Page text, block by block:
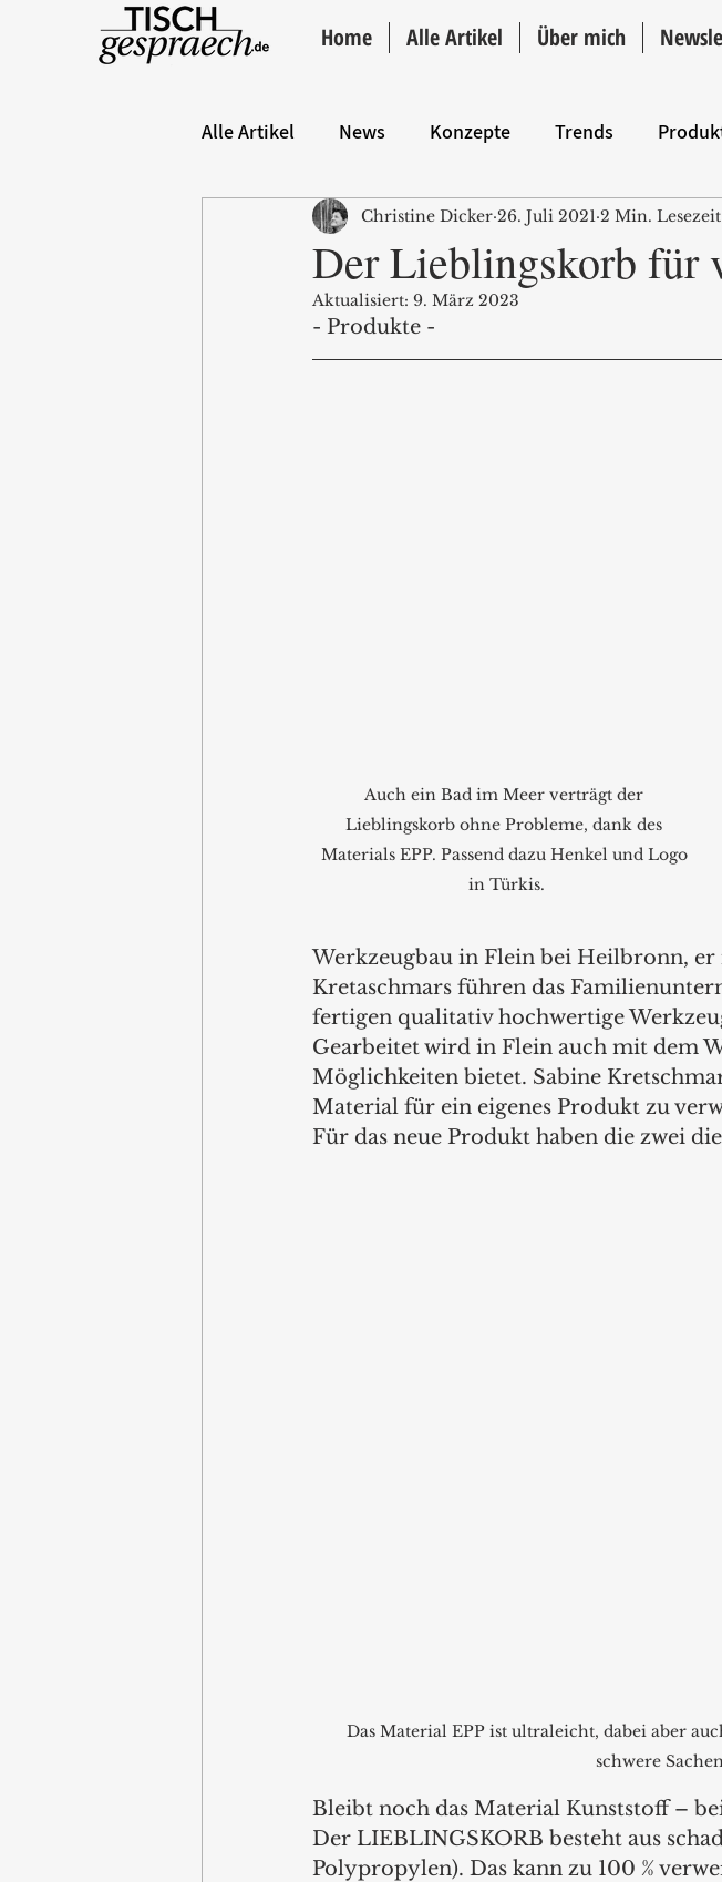
Home Alle Artikel Über mich
Alle Artikel News Konzepte Trends
Hintergrund ANZEIGE Intro
Der Lieblingskorb für
Christine Dicker 26. Juli 2021 2 Min. Lesezeit
Aktualisiert: 9. März 2023
- Produkte -
Auch ein Bad im Meer verträgt der
Lieblingskorb ohne Probleme, dank des
Materials EPP. Passend dazu Henkel und Logo
in Türkis.
Werkzeugbau in Flein bei Heilbronn,
Kretaschmars führen das
fertigen qualitativ hochwertige
Gearbeitet wird in Flein auch mit dem
Möglichkeiten bietet. Sabine
Material für ein eigenes Produkt zu
Für das neue Produkt haben die zwei
Das Material EPP ist ultraleicht, dabei aber
schwere
Bleibt noch das Material Kunststoff –
Der LIEBLINGSKORB besteht aus
Polypropylen). Das kann zu 100 %